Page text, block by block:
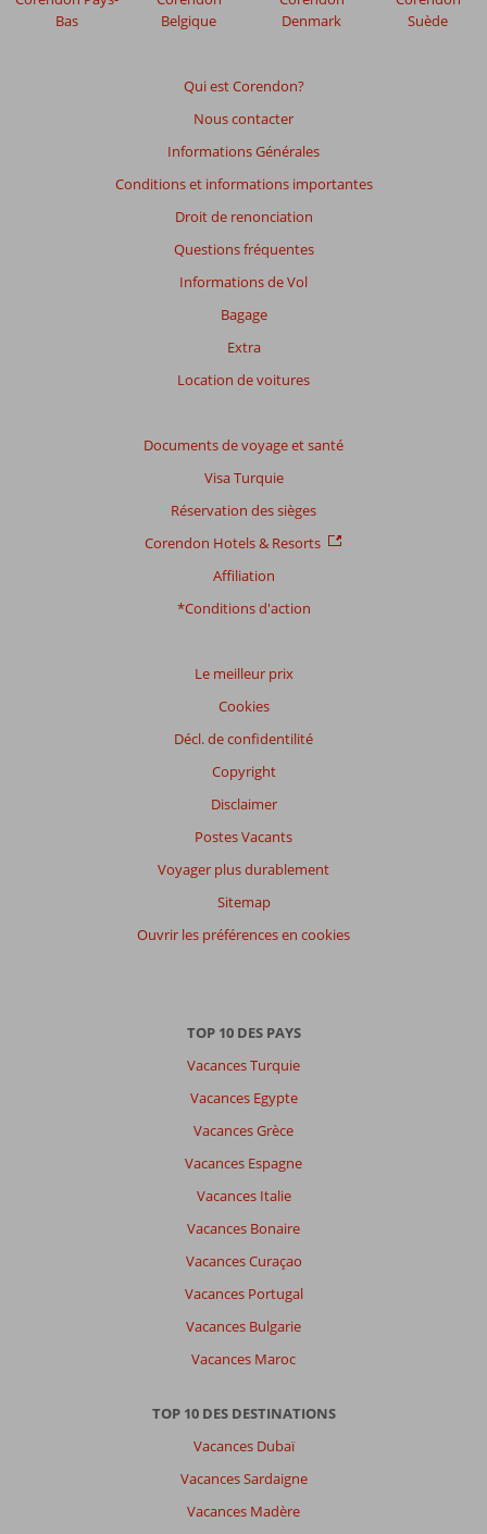
Qui est Corendon?
Nous contacter
Informations Générales
Conditions et informations importantes
Droit de renonciation
Questions fréquentes
Informations de Vol
Bagage
Extra
Location de voitures
Documents de voyage et santé
Visa Turquie
Réservation des sièges
Corendon Hotels & Resorts
Affiliation
*Conditions d'action
Le meilleur prix
Cookies
Décl. de confidentilité
Copyright
Disclaimer
Postes Vacants
Voyager plus durablement
Sitemap
Ouvrir les préférences en cookies
Bas
Belgique
Denmark
Suède
TOP 10 DES PAYS
Vacances Turquie
Vacances Egypte
Vacances Grèce
Vacances Espagne
Vacances Italie
Vacances Bonaire
Vacances Curaçao
Vacances Portugal
Vacances Bulgarie
Vacances Maroc
TOP 10 DES DESTINATIONS
Vacances Dubaï
Vacances Sardaigne
Vacances Madère